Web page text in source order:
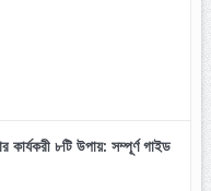
কার্যকরী ৮টি উপায়: সম্পূর্ণ গাইড